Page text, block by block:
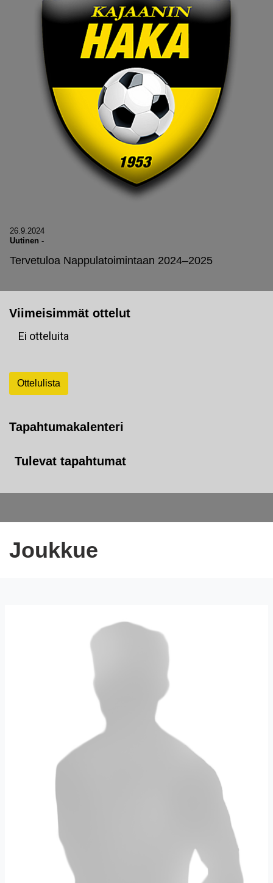
26.9.2024
Uutinen -
Tervetuloa Nappulatoimintaan 2024–2025
Viimeisimmät ottelut
Ei otteluita
Ottelulista
Tapahtumakalenteri
Tulevat tapahtumat
Joukkue